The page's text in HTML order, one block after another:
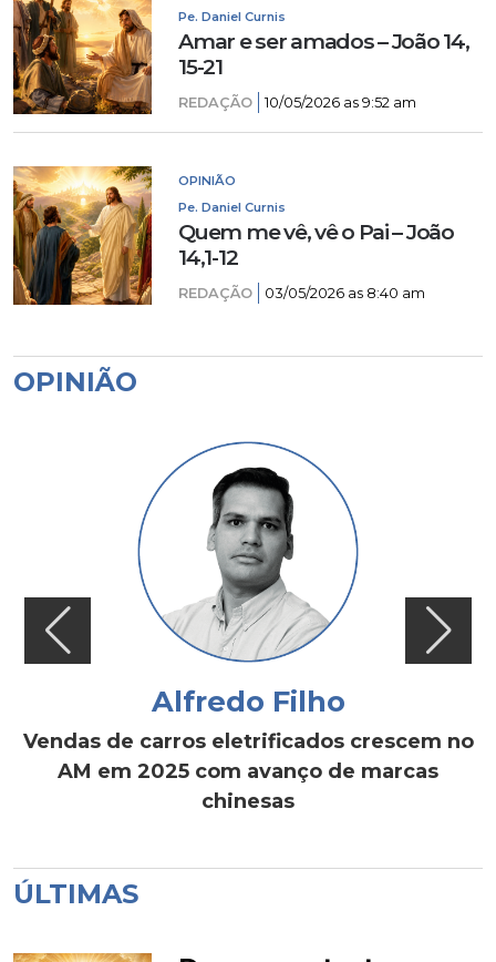
Pe. Daniel Curnis
Amar e ser amados – João 14,
15-21
REDAÇÃO 10/05/2026 as 9:52 am
OPINIÃO
Pe. Daniel Curnis
Quem me vê, vê o Pai – João
14,1-12
REDAÇÃO 03/05/2026 as 8:40 am
OPINIÃO
Alfredo Filho
Vendas de carros eletrificados crescem no
AM em 2025 com avanço de marcas
chinesas
ÚLTIMAS